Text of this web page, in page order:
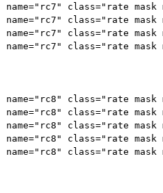
name="rc7" class="rate mask
name="rc7" class="rate mask
name="rc7" class="rate mask
name="rc7" class="rate mask
name="rc8" class="rate
name="rc8" class="rate
name="rc8" class="rate
name="rc8" class="rate
name="rc8" class="rate